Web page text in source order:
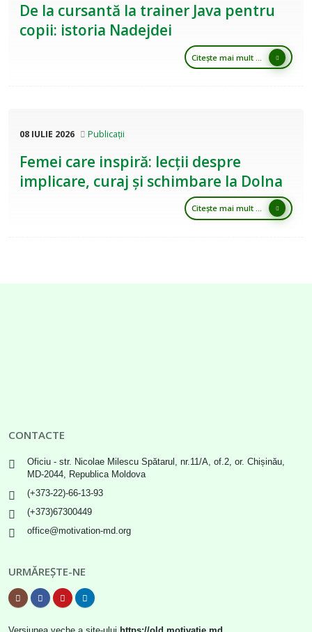
De la cursantă la trainer Java pentru
copii: istoria Nadejdei
Citește mai mult ...
08 IULIE 2026 Publicații
Femei care inspiră: lecții despre
implicare, curaj și schimbare la Dolna
Citește mai mult ...
CONTACTE
Oficiu - str. Nicolae Milescu Spătarul, nr.11/A, of.2, or. Chișinău,
MD-2044, Republica Moldova
(+373-22)-66-13-93
(+373)67300449
office@motivation-md.org
URMĂREȘTE-NE